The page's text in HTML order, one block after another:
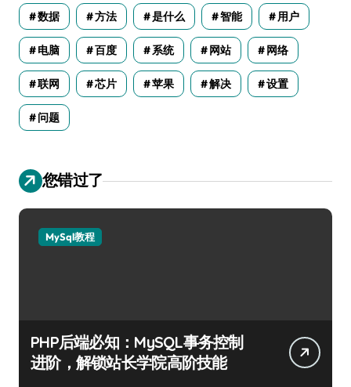
数据 方法 是什么 智能 用户
电脑 百度 系统 网站 网络
联网 芯片 苹果 解决 设置
问题
您错过了
MySql教程
PHP后端必知：MySQL事务控制
进阶，解锁站长学院高阶技能